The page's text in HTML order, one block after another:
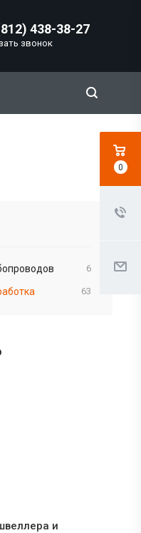
438-38-27
звонок
6
63
и
0